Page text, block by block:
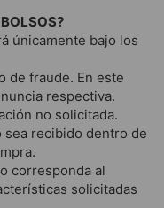
únicamente bajo los
de fraude. En este
respectiva.
no solicitada.
sea recibido dentro de
corresponda al
solicitadas